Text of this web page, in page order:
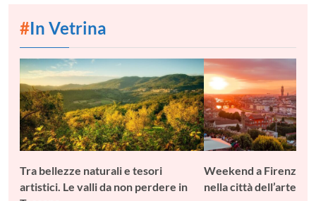
#In Vetrina
Tra bellezze naturali e tesori
artistici. Le valli da non perdere in
Weekend a Firenze:
nella città dell’arte